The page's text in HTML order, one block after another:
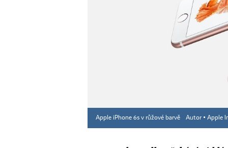
Apple iPhone 6s v růžové barvě Autor ▪ Apple